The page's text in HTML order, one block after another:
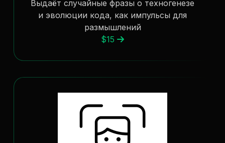
Выдаёт случайные фразы о техногенезе
и эволюции кода, как импульсы для
размышлений
$15